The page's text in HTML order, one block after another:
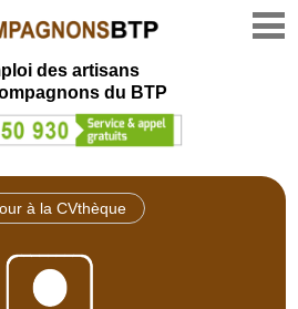
des artisans
du BTP
à la CVthèque